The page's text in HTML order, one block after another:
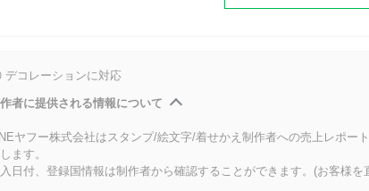
デコレーションに対応
者に提供される情報について
ヤフー株式会社はスタンプ/絵文字/着せかえ制作者への売上レポー
ます。
日付、登録国情報は制作者から確認することができます。(お客様